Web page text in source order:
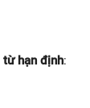
từ hạn định: